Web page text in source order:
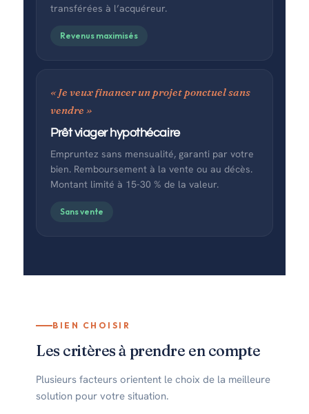
transférées à l’acquéreur.
Revenus maximisés
« Je veux financer un projet ponctuel sans
vendre »
Prêt viager hypothécaire
Empruntez sans mensualité, garanti par votre
bien. Remboursement à la vente ou au décès.
Montant limité à 15-30 % de la valeur.
Sans vente
BIEN CHOISIR
Les critères à prendre en compte
Plusieurs facteurs orientent le choix de la meilleure
solution pour votre situation.